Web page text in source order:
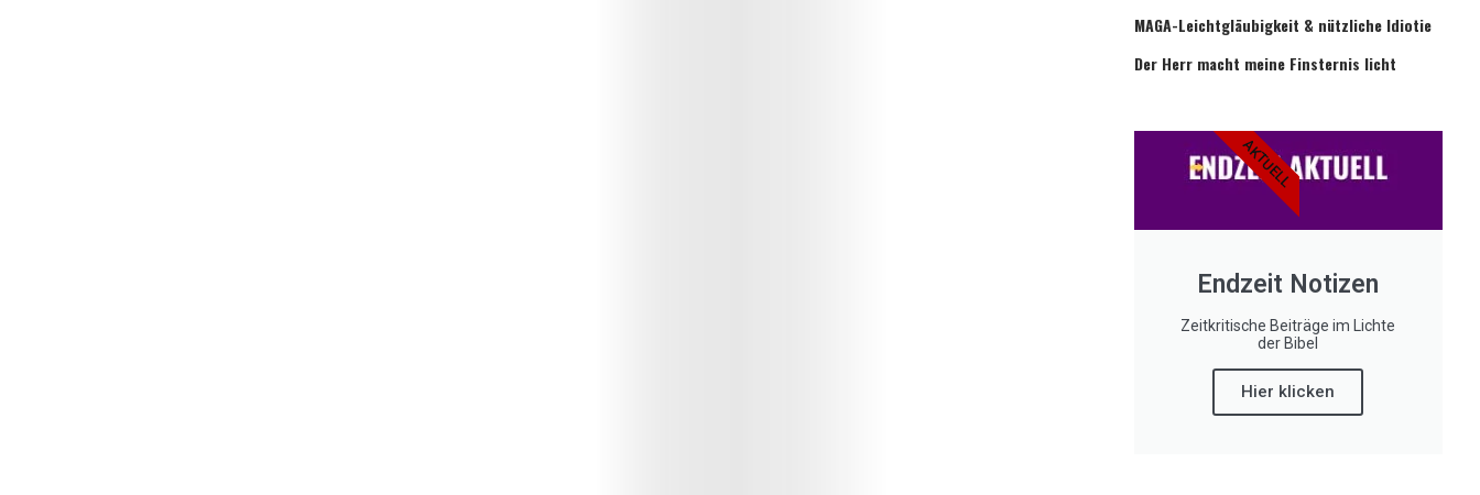
MAGA-Leichtgläubigkeit & nützliche Idiotie
Der Herr macht meine Finsternis licht
Endzeit Notizen
Zeitkritische Beiträge im Lichte
der Bibel
Hier klicken
AKTUELL